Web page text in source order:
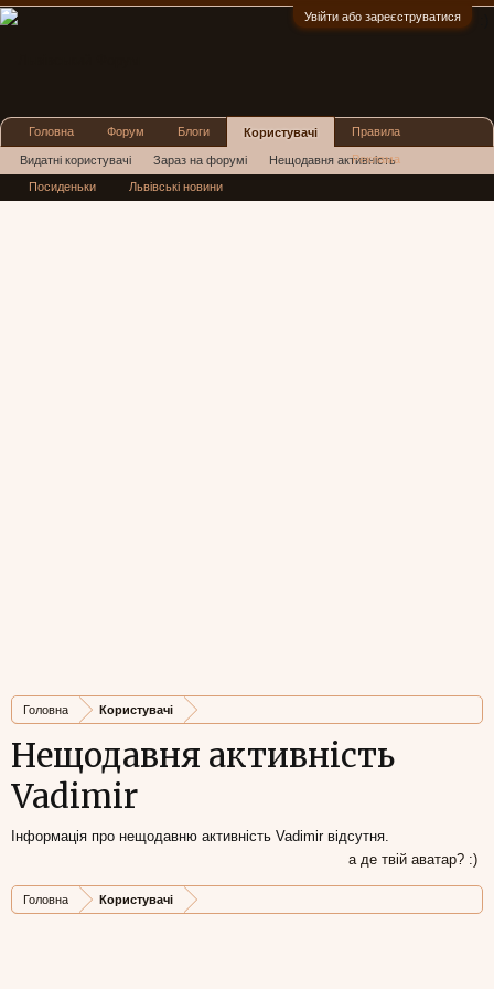
Увійти або зареєструватися
Головна Користувачі
Нещодавня активність
Vadimir
Інформація про нещодавню активність Vadimir відсутня.
а де твій аватар? :)
Головна Користувачі
Головна Форум Блоги Користувачі
Видатні користувачі Зараз на форумі Нещодавня активність
Нові повідомлення профілю
Правила
Реклама
Посиденьки Львівські новини